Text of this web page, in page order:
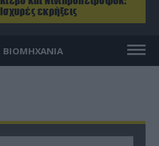
Ισχυρές εκρήξεις
ΒΙΟΜΗΧΑΝΙΑ